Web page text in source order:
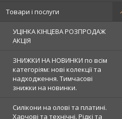
Товари і послуги
УЦІНКА КІНЦЕВА РОЗПРОДАЖ
АКЦІЯ
ЗНИЖКИ НА НОВИНКИ по всім
категоріям: нові колекцїї та
надходження. Тимчасові
знижки на новинки.
Силікони на олові та платині.
Харчові та технічні. Рідкі та